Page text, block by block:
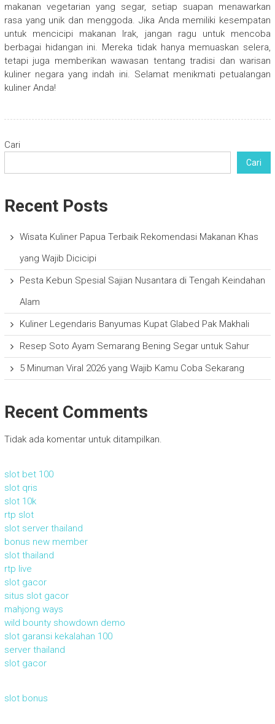
makanan vegetarian yang segar, setiap suapan menawarkan
rasa yang unik dan menggoda. Jika Anda memiliki kesempatan
untuk mencicipi makanan Irak, jangan ragu untuk mencoba
berbagai hidangan ini. Mereka tidak hanya memuaskan selera,
tetapi juga memberikan wawasan tentang tradisi dan warisan
kuliner negara yang indah ini. Selamat menikmati petualangan
kuliner Anda!
Cari
Cari
Recent Posts
Wisata Kuliner Papua Terbaik Rekomendasi Makanan Khas
yang Wajib Dicicipi
Pesta Kebun Spesial Sajian Nusantara di Tengah Keindahan
Alam
Kuliner Legendaris Banyumas Kupat Glabed Pak Makhali
Resep Soto Ayam Semarang Bening Segar untuk Sahur
5 Minuman Viral 2026 yang Wajib Kamu Coba Sekarang
Recent Comments
Tidak ada komentar untuk ditampilkan.
slot bet 100
slot qris
slot 10k
rtp slot
slot server thailand
bonus new member
slot thailand
rtp live
slot gacor
situs slot gacor
mahjong ways
wild bounty showdown demo
slot garansi kekalahan 100
server thailand
slot gacor
slot bonus